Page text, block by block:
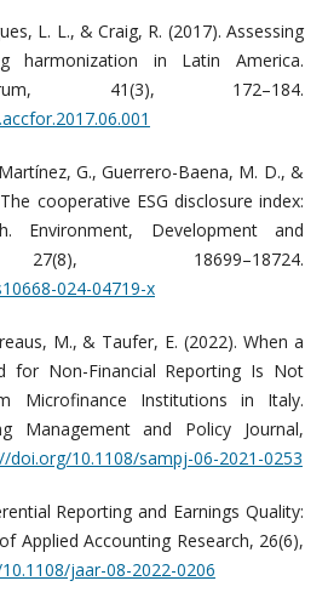
L. L., & Craig, R. (2017). Assessing
harmonization in Latin America.
41(3), 172–184.
G., Guerrero-Baena, M. D., &
cooperative ESG disclosure index:
Environment, Development and
27(8), 18699–18724.
024-04719-x
M., & Taufer, E. (2022). When a
for Non-Financial Reporting Is Not
Microfinance Institutions in Italy.
Management and Policy Journal,
doi.org/10.1108/sampj-06-2021-0253
Reporting and Earnings Quality:
Applied Accounting Research, 26(6),
jaar-08-2022-0206